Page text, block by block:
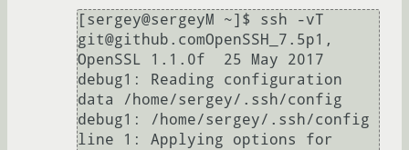
[sergey@sergeyM ~]$ ssh -vT
git@github.comOpenSSH_7.5p1,
OpenSSL 1.1.0f  25 May 2017
debug1: Reading configuration
data /home/sergey/.ssh/config
debug1: /home/sergey/.ssh/config
line 1: Applying options for